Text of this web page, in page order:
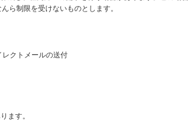
ら制限を受けないものとします。
クトメールの送付
ます。